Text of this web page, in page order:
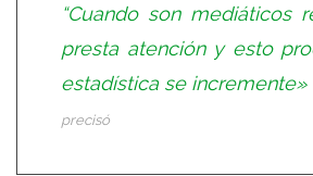
“Cuando son mediáticos
presta atención y esto
estadística se incremente»
precisó